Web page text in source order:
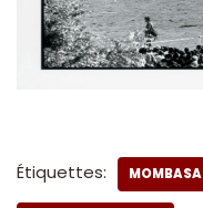
Étiquettes: MOMBASA